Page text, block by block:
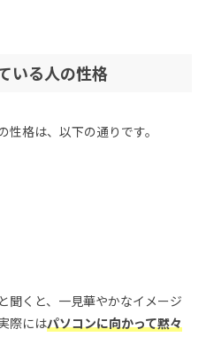
いる人の性格
格は、以下の通りです。
聞くと、一見華やかなイメージ
際にはパソコンに向かって黙々